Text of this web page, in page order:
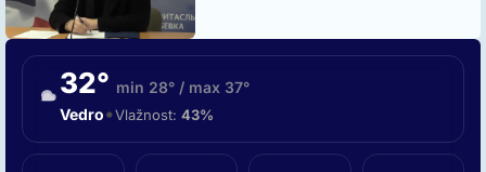
32° min 28° / max 37°
Vedro•Vlažnost: 43%